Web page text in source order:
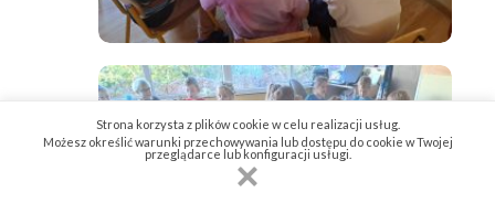
Strona korzysta z plików cookie w celu realizacji usług.
Możesz określić warunki przechowywania lub dostępu do cookie w Twojej
przeglądarce lub konfiguracji usługi.